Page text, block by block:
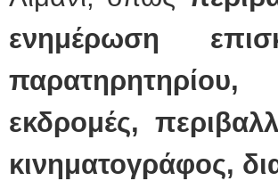
ενημέρωση
εκδρομές,
κινηματογράφος,